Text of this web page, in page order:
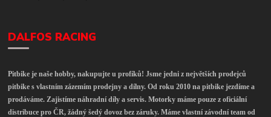
DALFOS RACING
Pitbike je naše hobby, nakupujte u profíků! Jsme jedni z největších prodejců
pitbike s vlastním zázemím prodejny a dílny. Od roku 2010 na pitbike jezdíme a
prodáváme. Zajistíme náhradní díly a servis. Motorky máme pouze z oficiální
distribuce pro ČR, žádný šedý dovoz bez záruky. Máme vlastní závodní team od